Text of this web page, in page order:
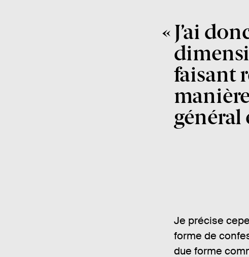
J’ai
faisant
Je précise
forme de
due forme